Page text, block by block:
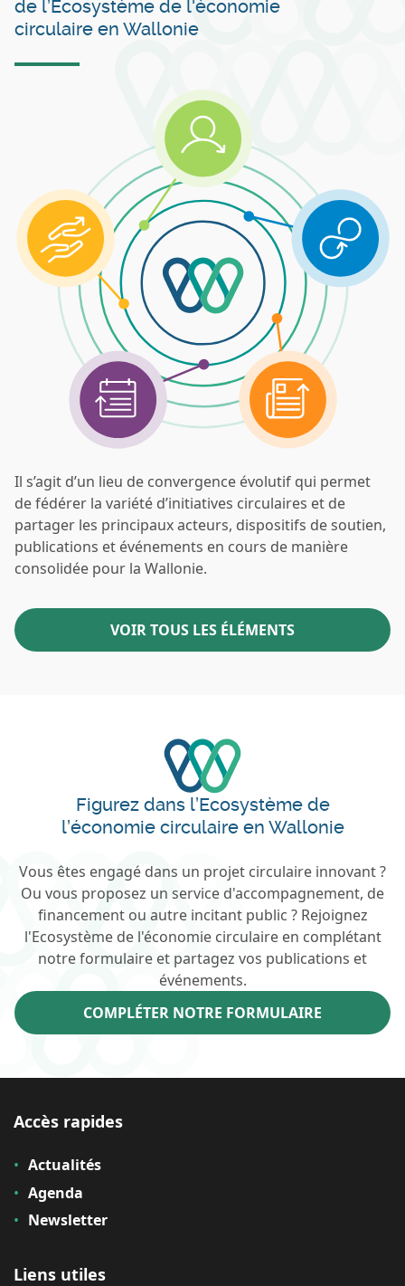
de l’Ecosystème de l'économie
circulaire en Wallonie
Il s’agit d’un lieu de convergence évolutif qui permet
de fédérer la variété d’initiatives circulaires et de
partager les principaux acteurs, dispositifs de soutien,
publications et événements en cours de manière
consolidée pour la Wallonie.
VOIR TOUS LES ÉLÉMENTS
Figurez dans l’Ecosystème de
l’économie circulaire en Wallonie
Vous êtes engagé dans un projet circulaire innovant ?
Ou vous proposez un service d'accompagnement, de
financement ou autre incitant public ? Rejoignez
l'Ecosystème de l'économie circulaire en complétant
notre formulaire et partagez vos publications et
événements.
COMPLÉTER NOTRE FORMULAIRE
Accès rapides
Actualités
Agenda
Newsletter
Liens utiles